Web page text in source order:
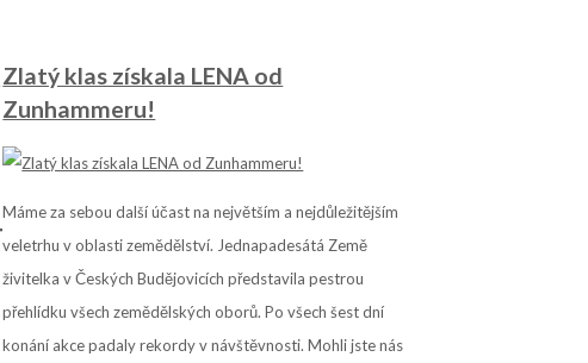
Zlatý klas získala LENA od
Zunhammeru!
Máme za sebou další účast na největším a nejdůležitějším
veletrhu v oblasti zemědělství. Jednapadesátá Země
živitelka v Českých Budějovicích představila pestrou
přehlídku všech zemědělských oborů. Po všech šest dní
konání akce padaly rekordy v návštěvnosti. Mohli jste nás